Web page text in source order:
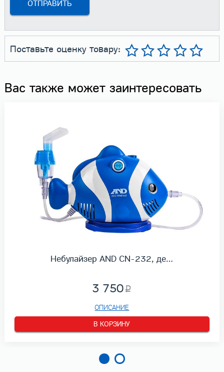
Поставьте оценку товару:
Вас также может заинтересовать
Небулайзер AND CN-232, де…
3 750
ОПИСАНИЕ
В КОРЗИНУ